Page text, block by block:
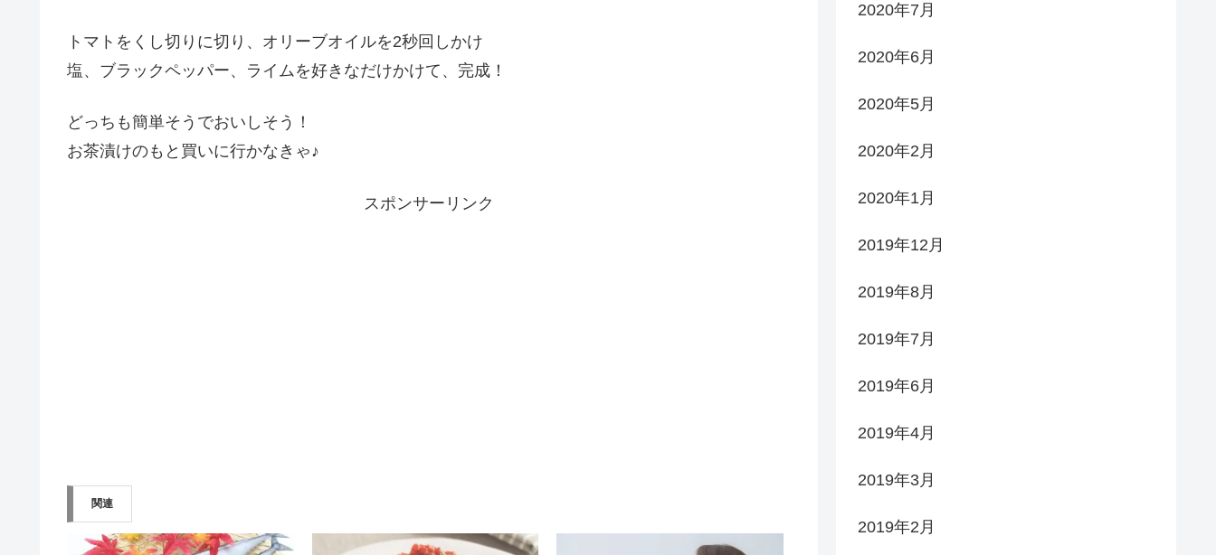
トマトをくし切りに切り、オリーブオイルを2秒回しかけ
塩、ブラックペッパー、ライムを好きなだけかけて、完成！
どっちも簡単そうでおいしそう！
お茶漬けのもと買いに行かなきゃ♪
スポンサーリンク
関連
2020年7月
2020年6月
2020年5月
2020年2月
2020年1月
2019年12月
2019年8月
2019年7月
2019年6月
2019年4月
2019年3月
2019年2月